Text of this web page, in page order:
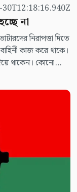
না
নিরাপত্তা দিতে
কাজ করে থাকে।
থাকেন। কোনো